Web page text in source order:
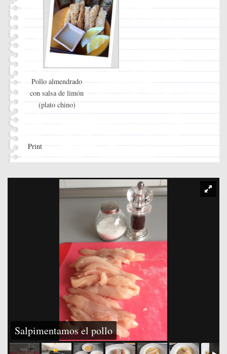
Pollo almendrado
con salsa de limón
(plato chino)
Print
Salpimentamos el pollo